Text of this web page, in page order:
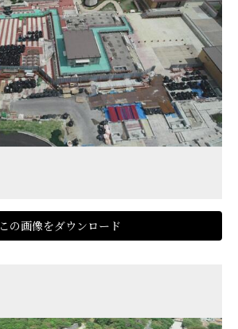
この画像をダウンロード